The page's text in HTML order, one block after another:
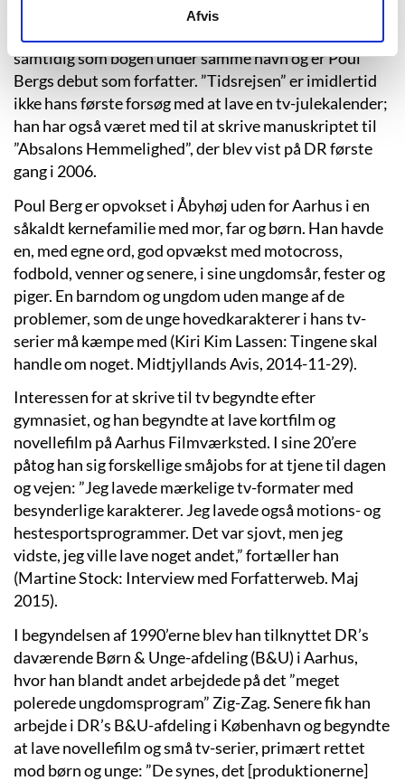
Afvis
på, at der er mere mellem himmel og jord, og at ikke
alting kan måles og vejes. Tv-julekalenderen udkom
samtidig som bogen under samme navn og er Poul
Bergs debut som forfatter. ”Tidsrejsen” er imidlertid
ikke hans første forsøg med at lave en tv-julekalender;
han har også været med til at skrive manuskriptet til
”Absalons Hemmelighed”, der blev vist på DR første
gang i 2006.
Poul Berg er opvokset i Åbyhøj uden for Aarhus i en
såkaldt kernefamilie med mor, far og børn. Han havde
en, med egne ord, god opvækst med motocross,
fodbold, venner og senere, i sine ungdomsår, fester og
piger. En barndom og ungdom uden mange af de
problemer, som de unge hovedkarakterer i hans tv-
serier må kæmpe med (Kiri Kim Lassen: Tingene skal
handle om noget. Midtjyllands Avis, 2014-11-29).
Interessen for at skrive til tv begyndte efter
gymnasiet, og han begyndte at lave kortfilm og
novellefilm på Aarhus Filmværksted. I sine 20’ere
påtog han sig forskellige småjobs for at tjene til dagen
og vejen: ”Jeg lavede mærkelige tv-formater med
besynderlige karakterer. Jeg lavede også motions- og
hestesportsprogrammer. Det var sjovt, men jeg
vidste, jeg ville lave noget andet,” fortæller han
(Martine Stock: Interview med Forfatterweb. Maj
2015).
I begyndelsen af 1990’erne blev han tilknyttet DR’s
daværende Børn & Unge-afdeling (B&U) i Aarhus,
hvor han blandt andet arbejdede på det ”meget
polerede ungdomsprogram” Zig-Zag. Senere fik han
arbejde i DR’s B&U-afdeling i København og begyndte
at lave novellefilm og små tv-serier, primært rettet
mod børn og unge: ”De synes, det [produktionerne]